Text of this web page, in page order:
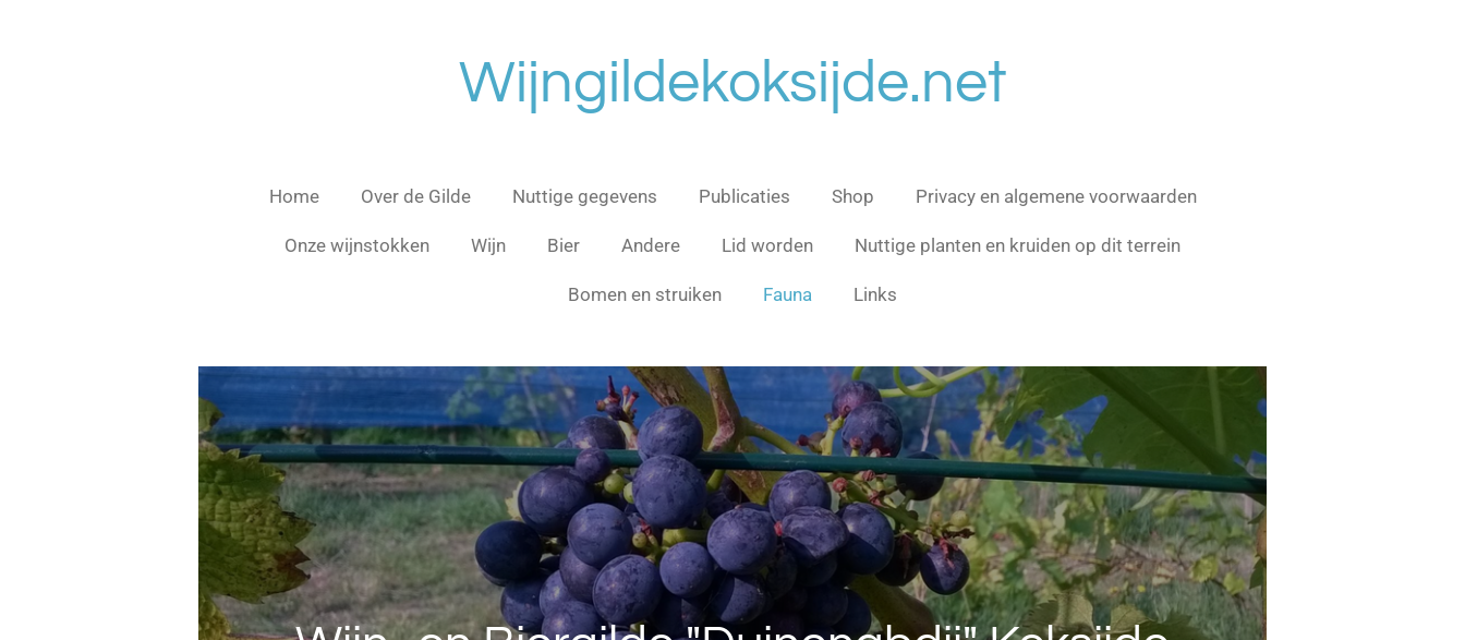
Wijngildekoksijde.net
Home Over de Gilde Nuttige gegevens Publicaties Shop Privacy en algemene voorwaarden
Onze wijnstokken Wijn Bier Andere Lid worden Nuttige planten en kruiden op dit terrein
Bomen en struiken Fauna Links